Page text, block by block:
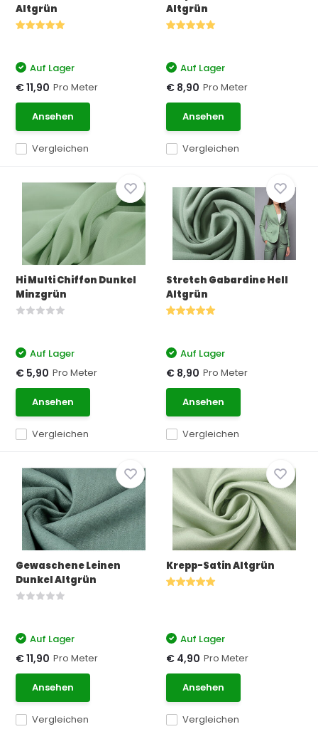
Altgrün
Vergleichen
Auf Lager
€ 11,90 Pro Meter
Ansehen
Altgrün
Vergleichen
Auf Lager
€ 8,90 Pro Meter
Ansehen
Hi Multi Chiffon Dunkel
Minzgrün
Vergleichen
Auf Lager
€ 5,90 Pro Meter
Ansehen
Stretch Gabardine Hell
Altgrün
Vergleichen
Auf Lager
€ 8,90 Pro Meter
Ansehen
Gewaschene Leinen
Dunkel Altgrün
Vergleichen
Auf Lager
€ 11,90 Pro Meter
Ansehen
Krepp-Satin Altgrün
Vergleichen
Auf Lager
€ 4,90 Pro Meter
Ansehen